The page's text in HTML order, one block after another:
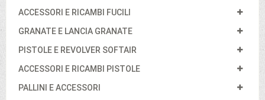
ACCESSORI E RICAMBI FUCILI
GRANATE E LANCIA GRANATE
PISTOLE E REVOLVER SOFTAIR
ACCESSORI E RICAMBI PISTOLE
PALLINI E ACCESSORI